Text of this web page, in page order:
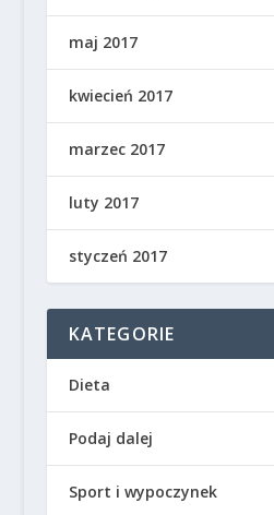
maj 2017
kwiecień 2017
marzec 2017
luty 2017
styczeń 2017
KATEGORIE
Dieta
Podaj dalej
Sport i wypoczynek